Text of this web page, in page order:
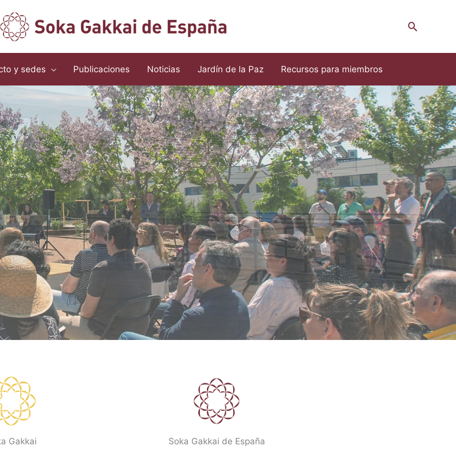
Buscar
y sedes Publicaciones Noticias Jardín de la Paz Recursos para miembros
Gakkai
Soka Gakkai de España